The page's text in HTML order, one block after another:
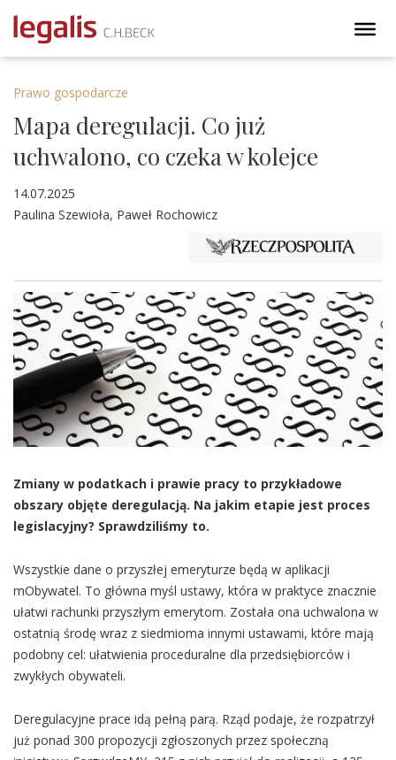
Prawo gospodarcze
Mapa deregulacji. Co już
uchwalono, co czeka w kolejce
14.07.2025
Paulina Szewioła, Paweł Rochowicz
Zmiany w podatkach i prawie pracy to przykładowe
obszary objęte deregulacją. Na jakim etapie jest proces
legislacyjny? Sprawdziliśmy to.
Wszystkie dane o przyszłej emeryturze będą w aplikacji
mObywatel. To główna myśl ustawy, która w praktyce znacznie
ułatwi rachunki przyszłym emerytom. Została ona uchwalona w
ostatnią środę wraz z siedmioma innymi ustawami, które mają
podobny cel: ułatwienia proceduralne dla przedsiębiorców i
zwykłych obywateli.
Deregulacyjne prace idą pełną parą. Rząd podaje, że rozpatrzył
już ponad 300 propozycji zgłoszonych przez społeczną